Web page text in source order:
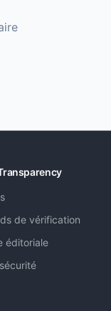
de vérification
éditoriale